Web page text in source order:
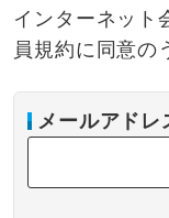
インターネット
員規約に同意の
メールアドレ